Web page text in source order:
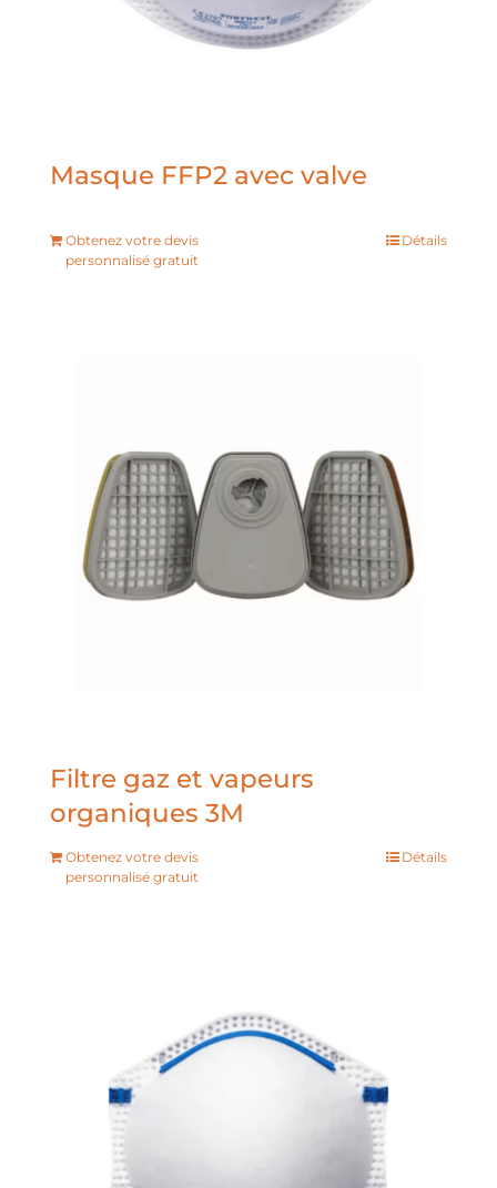
Masque FFP2 avec valve
Obtenez votre devis
personnalisé gratuit
Détails
Filtre gaz et vapeurs
organiques 3M
Obtenez votre devis
personnalisé gratuit
Détails